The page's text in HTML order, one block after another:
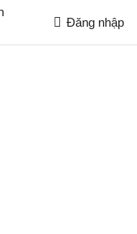
Đăng nhập